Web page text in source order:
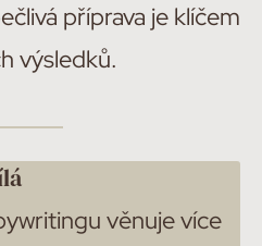
příprava je klíčem
výsledků.
věnuje více